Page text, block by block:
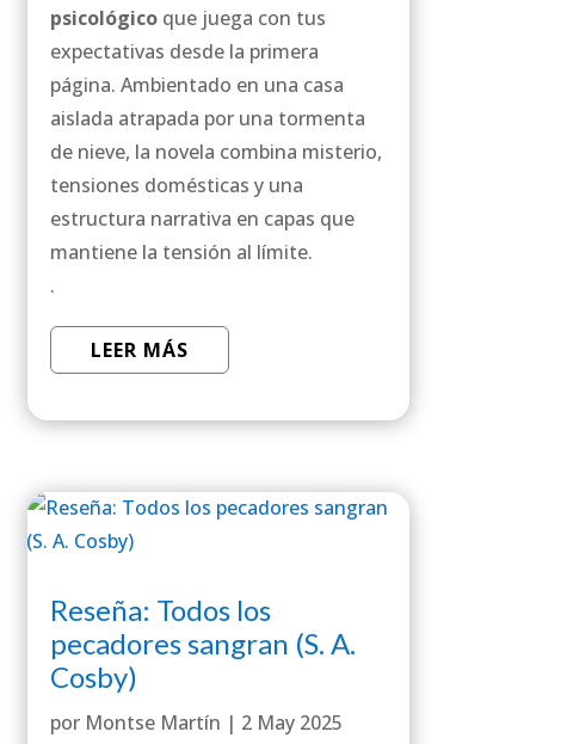
psicológicoque juega con tus
expectativas desde la primera
página. Ambientado en una casa
aislada atrapada por una tormenta
de nieve, la novela combina misterio,
tensiones domésticas y una
estructura narrativa en capas que
mantiene la tensión al límite.
.
LEER MÁS
Reseña: Todos los
pecadores sangran (S. A.
Cosby)
por Montse Martín | 2 May 2025